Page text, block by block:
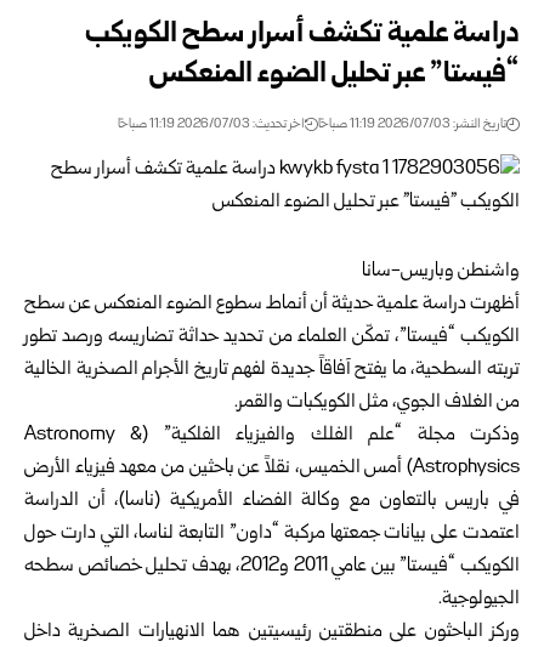
دراسة علمية تكشف أسرار سطح الكويكب
“فيستا” عبر تحليل الضوء المنعكس
تاريخ النشر: 2026/07/03 11:19 صباحًا اخر تحديث: 2026/07/03 11:19 صباحًا
واشنطن وباريس-سانا
أظهرت دراسة علمية حديثة أن أنماط سطوع الضوء المنعكس عن سطح
الكويكب “فيستا”، تمكّن العلماء من تحديد حداثة تضاريسه ورصد تطور
تربته السطحية، ما يفتح آفاقاً جديدة لفهم تاريخ الأجرام الصخرية الخالية
من الغلاف الجوي، مثل الكويكبات والقمر.
وذكرت مجلة “علم الفلك والفيزياء الفلكية” (Astronomy &
Astrophysics) أمس الخميس، نقلاً عن باحثين من معهد فيزياء الأرض
في باريس بالتعاون مع وكالة الفضاء الأمريكية (ناسا)، أن الدراسة
اعتمدت على بيانات جمعتها مركبة “داون” التابعة لناسا، التي دارت حول
الكويكب “فيستا” بين عامي 2011 و2012، بهدف تحليل خصائص سطحه
الجيولوجية.
وركز الباحثون على منطقتين رئيسيتين هما الانهيارات الصخرية داخل